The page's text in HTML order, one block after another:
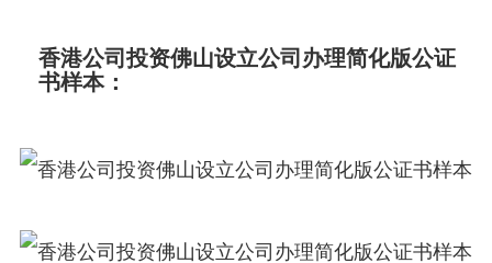
香港公司投资佛山设立公司办理简化版公证
书样本：